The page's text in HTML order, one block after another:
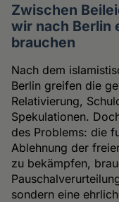
Zwischen
wir nach Berlin
brauchen
Nach dem
Berlin greifen die
Relativierung,
Spekulationen.
des Problems: die
Ablehnung der
zu bekämpfen,
sondern eine